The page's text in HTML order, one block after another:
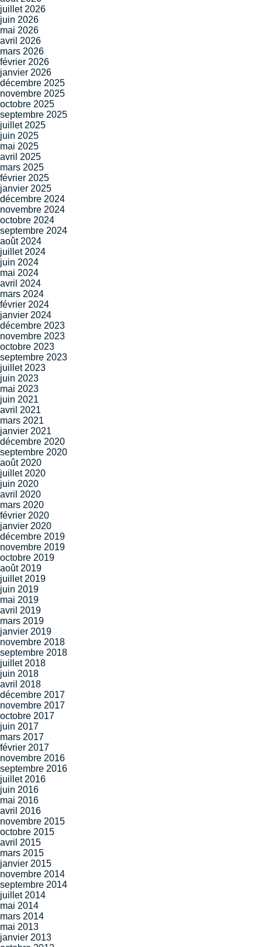
juillet 2026
juin 2026
mai 2026
avril 2026
mars 2026
février 2026
janvier 2026
décembre 2025
novembre 2025
octobre 2025
septembre 2025
juillet 2025
juin 2025
mai 2025
avril 2025
mars 2025
février 2025
janvier 2025
décembre 2024
novembre 2024
octobre 2024
septembre 2024
août 2024
juillet 2024
juin 2024
mai 2024
avril 2024
mars 2024
février 2024
janvier 2024
décembre 2023
novembre 2023
octobre 2023
septembre 2023
juillet 2023
juin 2023
mai 2023
juin 2021
avril 2021
mars 2021
janvier 2021
décembre 2020
septembre 2020
août 2020
juillet 2020
juin 2020
avril 2020
mars 2020
février 2020
janvier 2020
décembre 2019
novembre 2019
octobre 2019
août 2019
juillet 2019
juin 2019
mai 2019
avril 2019
mars 2019
janvier 2019
novembre 2018
septembre 2018
juillet 2018
juin 2018
avril 2018
décembre 2017
novembre 2017
octobre 2017
juin 2017
mars 2017
février 2017
novembre 2016
septembre 2016
juillet 2016
juin 2016
mai 2016
avril 2016
novembre 2015
octobre 2015
avril 2015
mars 2015
janvier 2015
novembre 2014
septembre 2014
juillet 2014
mai 2014
mars 2014
mai 2013
janvier 2013